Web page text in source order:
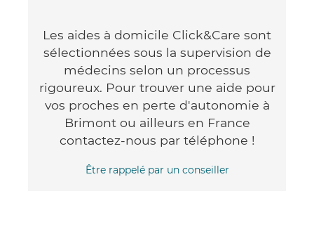
Les aides à domicile Click&Care sont
sélectionnées sous la supervision de
médecins selon un processus
rigoureux. Pour trouver une aide pour
vos proches en perte d'autonomie à
Brimont ou ailleurs en France
contactez-nous par téléphone !
Être rappelé par un conseiller